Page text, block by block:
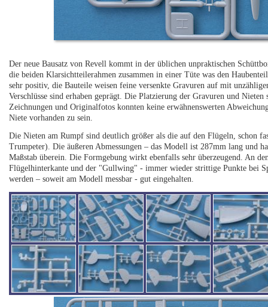
Der neue Bausatz von Revell kommt in der üblichen unpraktischen
die beiden Klarsichtteilerahmen zusammen in einer Tüte was den
sehr positiv, die Bauteile weisen feine versenkte Gravuren auf mit
Verschlüsse sind erhaben geprägt. Die Platzierung der Gravuren und
Zeichnungen und Originalfotos konnten keine erwähnenswerten
Niete vorhanden zu sein.
Die Nieten am Rumpf sind deutlich größer als die auf den Flügeln, schon
Trumpeter). Die äußeren Abmessungen – das Modell ist 287mm lang und
Maßstab überein. Die Formgebung wirkt ebenfalls sehr überzeugend. An
Flügelhinterkante und der "Gullwing" - immer wieder strittige Punkte bei
werden – soweit am Modell messbar - gut eingehalten.